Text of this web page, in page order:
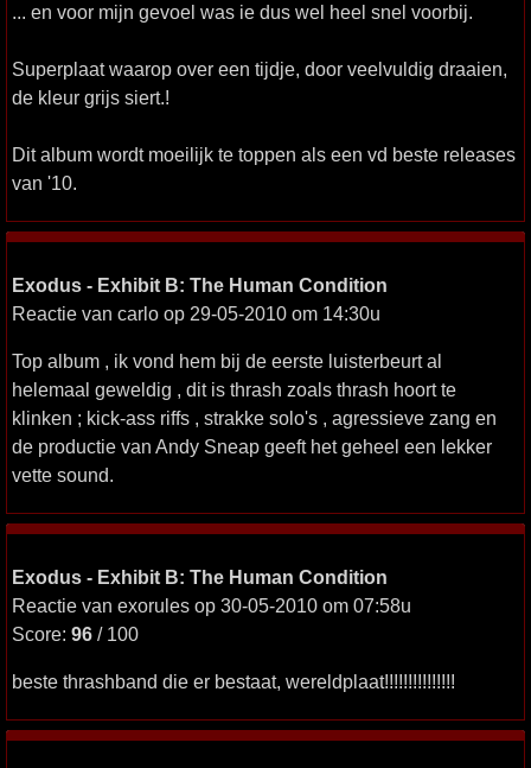
... en voor mijn gevoel was ie dus wel heel snel voorbij.
Superplaat waarop over een tijdje, door veelvuldig draaien,
de kleur grijs siert.!
Dit album wordt moeilijk te toppen als een vd beste releases
van '10.
Exodus - Exhibit B: The Human Condition
Reactie van carlo op 29-05-2010 om 14:30u
Top album , ik vond hem bij de eerste luisterbeurt al
helemaal geweldig , dit is thrash zoals thrash hoort te
klinken ; kick-ass riffs , strakke solo's , agressieve zang en
de productie van Andy Sneap geeft het geheel een lekker
vette sound.
Exodus - Exhibit B: The Human Condition
Reactie van exorules op 30-05-2010 om 07:58u
Score: 96 / 100
beste thrashband die er bestaat, wereldplaat!!!!!!!!!!!!!!!